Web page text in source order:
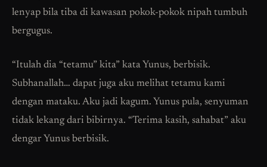
lenyap bila tiba di kawasan pokok-pokok nipah tumbuh
bergugus.
“Itulah dia “tetamu” kita” kata Yunus, berbisik.
Subhanallah… dapat juga aku melihat tetamu kami
dengan mataku. Aku jadi kagum. Yunus pula, senyuman
tidak lekang dari bibirnya. “Terima kasih, sahabat” aku
dengar Yunus berbisik.